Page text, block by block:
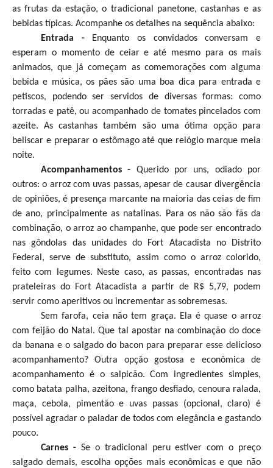
as frutas da estação, o tradicional panetone, castanhas e as
bebidas típicas. Acompanhe os detalhes na sequência abaixo:
Entrada - Enquanto os convidados conversam e
esperam o momento de ceiar e até mesmo para os mais
animados, que já começam as comemorações com alguma
bebida e música, os pães são uma boa dica para entrada e
petiscos, podendo ser servidos de diversas formas: como
torradas e patê, ou acompanhado de tomates pincelados com
azeite. As castanhas também são uma ótima opção para
beliscar e preparar o estômago até que relógio marque meia
noite.
Acompanhamentos - Querido por uns, odiado por
outros: o arroz com uvas passas, apesar de causar divergência
de opiniões, é presença marcante na maioria das ceias de fim
de ano, principalmente as natalinas. Para os não são fãs da
combinação, o arroz ao champanhe, que pode ser encontrado
nas gôndolas das unidades do Fort Atacadista no Distrito
Federal, serve de substituto, assim como o arroz colorido,
feito com legumes. Neste caso, as passas, encontradas nas
prateleiras do Fort Atacadista a partir de R$ 5,79, podem
servir como aperitivos ou incrementar as sobremesas.
Sem farofa, ceia não tem graça. Ela é quase o arroz
com feijão do Natal. Que tal apostar na combinação do doce
da banana e o salgado do bacon para preparar esse delicioso
acompanhamento? Outra opção gostosa e econômica de
acompanhamento é o salpicão. Com ingredientes simples,
como batata palha, azeitona, frango desfiado, cenoura ralada,
maça, cebola, pimentão e uvas passas (opcional, claro) é
possível agradar o paladar de todos com elegância e gastando
pouco.
Carnes - Se o tradicional peru estiver com o preço
salgado demais, escolha opções mais econômicas e que não